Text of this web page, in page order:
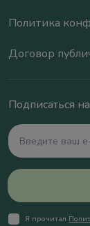
Политика
Договор
Подписаться
Я прочитал